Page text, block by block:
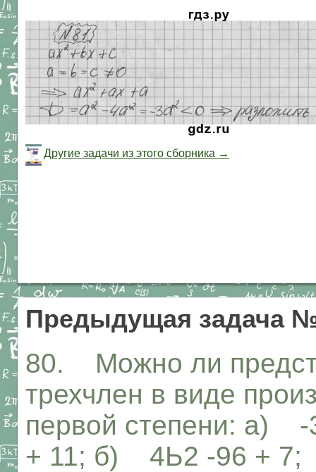
Другие задачи из этого сборника →
Предыдущая задача
80. Можно ли
трехчлен в виде
первой степени: а)
+ 11; б) 4Ь2 -96 +